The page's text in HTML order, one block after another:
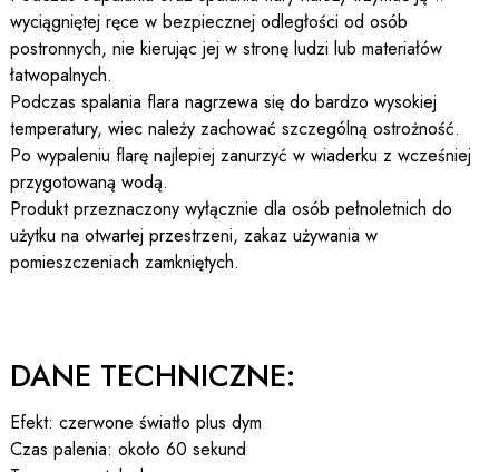
wyciągniętej ręce w bezpiecznej odległości od osób
postronnych, nie kierując jej w stronę ludzi lub materiałów
łatwopalnych.
Podczas spalania flara nagrzewa się do bardzo wysokiej
temperatury, wiec należy zachować szczególną ostrożność.
Po wypaleniu flarę najlepiej zanurzyć w wiaderku z wcześniej
przygotowaną wodą.
Produkt przeznaczony wyłącznie dla osób pełnoletnich do
użytku na otwartej przestrzeni, zakaz używania w
pomieszczeniach zamkniętych.
DANE TECHNICZNE:
Efekt: czerwone światło plus dym
Czas palenia: około 60 sekund